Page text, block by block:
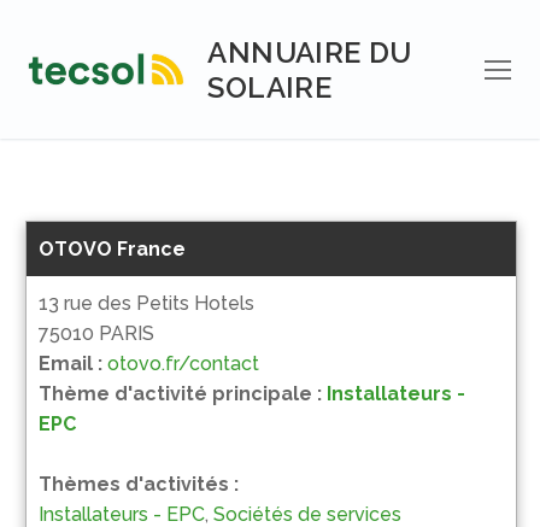
contenu
ANNUAIRE DU
SOLAIRE
OTOVO France
13 rue des Petits Hotels
75010 PARIS
Email : otovo.fr/contact
Thème d'activité principale : Installateurs -
EPC
Thèmes d'activités :
Installateurs - EPC, Sociétés de services